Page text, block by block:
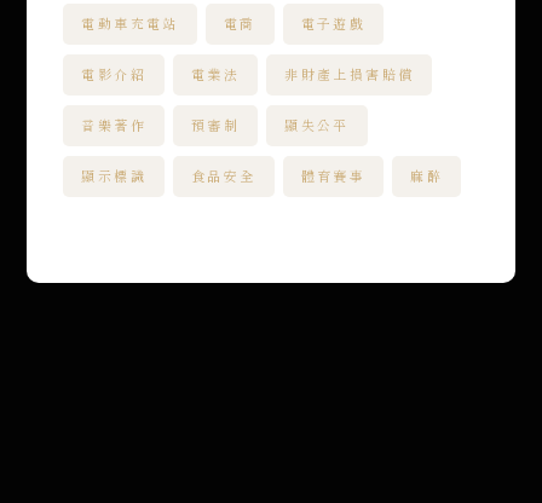
電動車充電站 電商 電子遊戲
電影介紹 電業法 非財產上損害賠償
音樂著作 預審制 顯失公平
顯示標識 食品安全 體育賽事 麻醉